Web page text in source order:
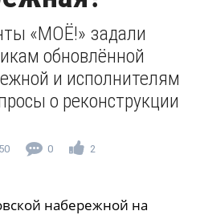
«МОЁ!» задали
обновлённой
и исполнителям
о реконструкции
0 2
набережной на